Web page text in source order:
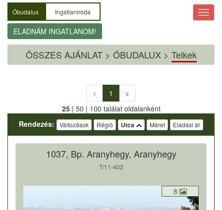
Óbudalux Ingatlaniroda
ELADNÁM INGATLANOM!
ÖSSZES AJÁNLAT> ÓBUDALUX > Telkek
< 1
>
25| 50 | 100 találat oldalanként
Rendezés:
Változások Régió Utca Méret Eladási ár
1037, Bp. Aranyhegy, Aranyhegy
T/11-402
8